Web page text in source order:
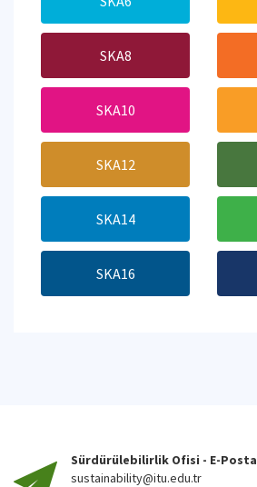
SKA8
SKA10
SKA12
SKA14
SKA16
Sürdürülebilirlik Ofisi - E-Posta
sustainability@itu.edu.tr